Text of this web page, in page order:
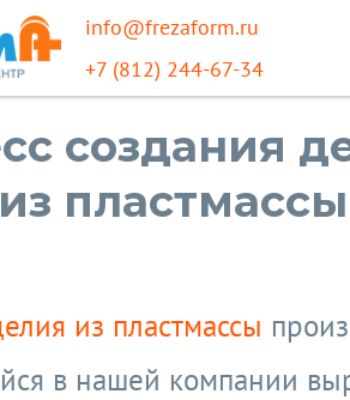
info@frezaform.ru
+7 (812) 244-67-34
создания
из пластмассы
из пластмассы
в нашей компании